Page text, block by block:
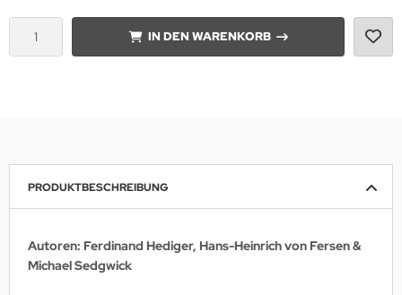
IN DEN WARENKORB
PRODUKTBESCHREIBUNG
Autoren: Ferdinand Hediger, Hans-Heinrich von Fersen &
Michael Sedgwick
Verlagsgesellschaft
Stocker Verlag
Verlag